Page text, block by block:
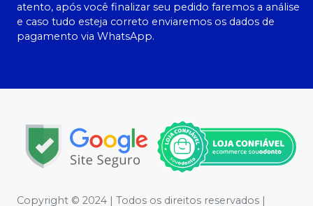
atento, após você finalizar seu pedido faremos a análise
e caso tudo esteja correto enviaremos os dados de
pagamento via WhatsApp.
Copyright © 2024 | Todos os direitos reservados |